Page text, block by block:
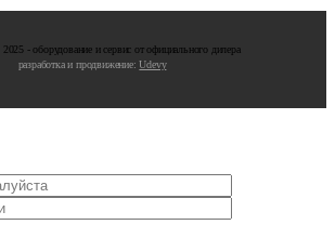
- oбopудoвaниe и cepвиc oт oфициaльнoгo дилepa
разработка и продвижение:Udevy